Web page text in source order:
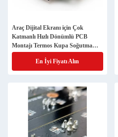
Araç Dijital Ekranı için Çok
Katmanlı Hızlı Dönümlü PCB
Montajı Termos Kupa Soğutma
Kupa Araç Buzdolabı Kontrol
En İyi Fiyatı Alın